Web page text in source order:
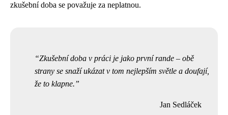
zkušební doba se považuje za neplatnou.
Zkušební doba v práci je jako první rande – obě
strany se snaží ukázat v tom nejlepším světle a doufají,
že to klapne.
Jan Sedláček